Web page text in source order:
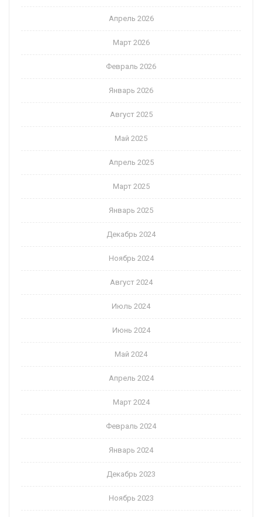
Апрель 2026
Март 2026
Февраль 2026
Январь 2026
Август 2025
Май 2025
Апрель 2025
Март 2025
Январь 2025
Декабрь 2024
Ноябрь 2024
Август 2024
Июль 2024
Июнь 2024
Май 2024
Апрель 2024
Март 2024
Февраль 2024
Январь 2024
Декабрь 2023
Ноябрь 2023